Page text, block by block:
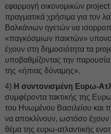
εφαρμογή οικονομικών
πραγματικά χρήσιμα για τον
Βαλκάνιων ηγετών να
«παγκόσμιων παικτών»
έχουν στη δημοσιότητα τα
υποβαθμίζοντας την
της «ήπιας δύναμης».
4) Η συντονισμένη Ευρω-
συμφέροντα τακτικής της
του Ηνωμένου Βασιλείου και
να αποκλίνουν, ωστόσο έχουν
θέμα της ευρω-ατλαντικής